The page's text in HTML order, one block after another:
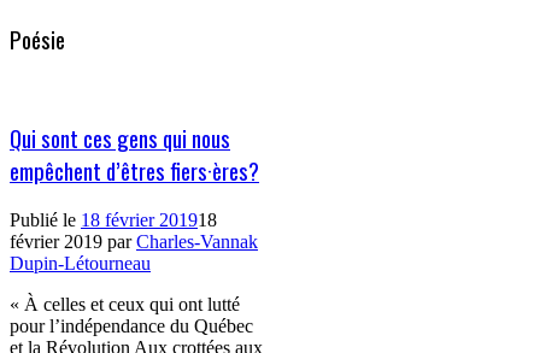
Poésie
Qui sont ces gens qui nous
empêchent d’êtres fiers·ères?
Publié le 18 février 201918
février 2019 parCharles-Vannak
Dupin-Létourneau
« À celles et ceux qui ont lutté
pour l’indépendance du Québec
et la Révolution Aux crottées aux